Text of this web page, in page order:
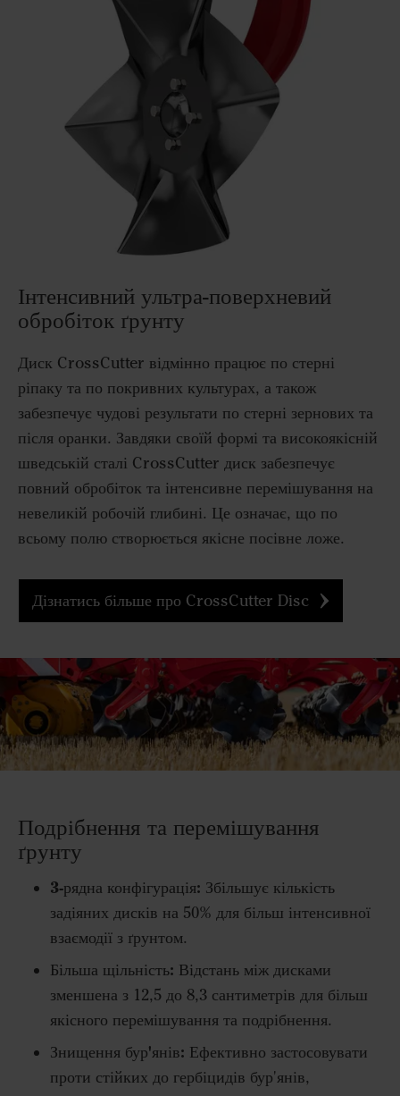
Інтенсивний ультра-поверхневий
обробіток ґрунту
Диск CrossCutter відмінно працює по стерні
ріпаку та по покривних культурах, а також
забезпечує чудові результати по стерні зернових та
після оранки. Завдяки своїй формі та високоякісній
шведській сталі CrossCutter диск забезпечує
повний обробіток та інтенсивне перемішування на
невеликій робочій глибині. Це означає, що по
всьому полю створюється якісне посівне ложе.
Дізнатись більше про CrossCutter Disc
Подрібнення та перемішування
ґрунту
3-рядна конфігурація: Збільшує кількість
задіяних дисків на 50% для більш інтенсивної
взаємодії з ґрунтом.
Більша щільність: Відстань між дисками
зменшена з 12,5 до 8,3 сантиметрів для більш
якісного перемішування та подрібнення.
Знищення бур'янів: Ефективно застосовувати
проти стійких до гербіцидів бур'янів,